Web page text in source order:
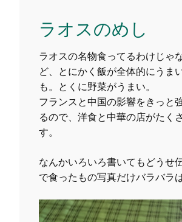
ラオスのめし
ラオスの名物食ってるわけじゃ
ど、とにかく飯が全体的にうま
も。とくに野菜がうまい。
フランスと中国の影響をきっと
るので、洋食と中華の店がたく
す。
なんかいろいろ書いてもどうせ
で食ったもの写真だけバラバラ